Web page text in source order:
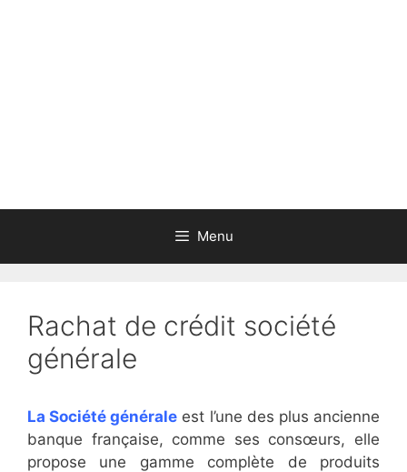
Menu
Rachat de crédit société
générale
La Société générale est l’une des plus ancienne
banque française, comme ses consœurs, elle
propose une gamme complète de produits